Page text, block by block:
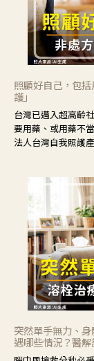
照顧好自己，包
護」
台灣已邁入超高齡
要用藥、或用藥不
法人台灣自我照護
突然單手無力、
遇哪些情況？醫解